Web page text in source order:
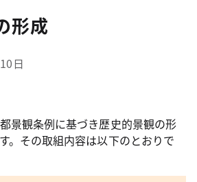
形成
日
景観条例に基づき歴史的景観の形
。その取組内容は以下のとおりで